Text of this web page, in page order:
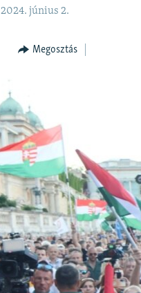
2024. június 2.
Megosztás